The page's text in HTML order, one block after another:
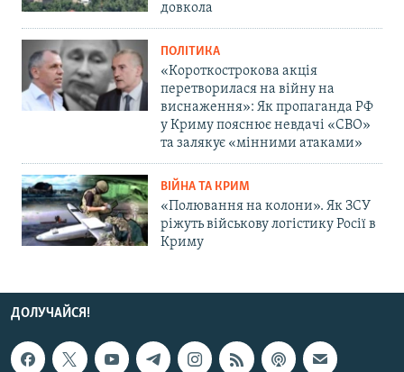
довкола
ПОЛІТИКА
«Короткострокова акція
перетворилася на війну на
виснаження»: Як пропаганда РФ
у Криму пояснює невдачі «СВО»
та залякує «мінними атаками»
ВІЙНА ТА КРИМ
«Полювання на колони». Як ЗСУ
ріжуть військову логістику Росії в
Криму
ДОЛУЧАЙСЯ!